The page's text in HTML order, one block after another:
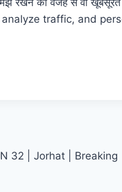
रखने की वजह से वो
traffic, and
32 | Jorhat | Breaking